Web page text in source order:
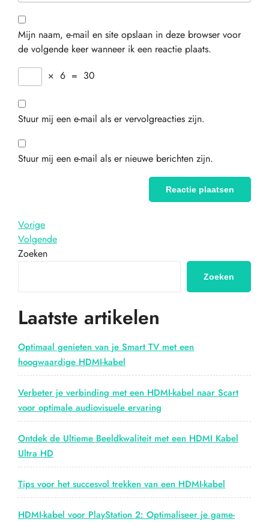
Mijn naam, e-mail en site opslaan in deze browser voor
de volgende keer wanneer ik een reactie plaats.
× 6 = 30
Stuur mij een e-mail als er vervolgreacties zijn.
Stuur mij een e-mail als er nieuwe berichten zijn.
Bericht
navigatie
Vorig
bericht
Vorige
Volgend
bericht
Volgende
Zoeken
Zoeken
Laatste artikelen
Optimaal genieten van je Smart TV met een
hoogwaardige HDMI-kabel
Verbeter je verbinding met een HDMI-kabel naar Scart
voor optimale audiovisuele ervaring
Ontdek de Ultieme Beeldkwaliteit met een HDMI Kabel
Ultra HD
Tips voor het succesvol trekken van een HDMI-kabel
HDMI-kabel voor PlayStation 2: Optimaliseer je game-